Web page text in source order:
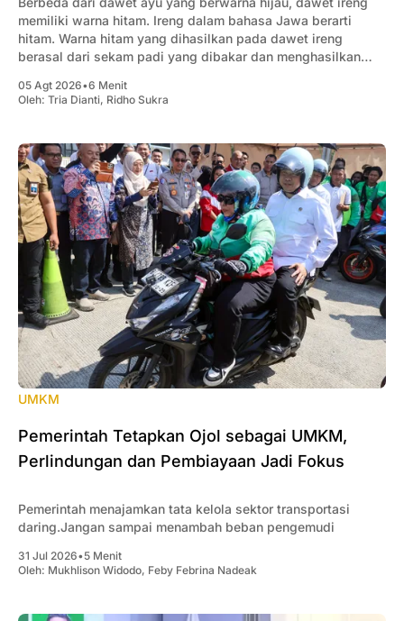
memiliki warna hitam. Ireng dalam bahasa Jawa berarti
hitam. Warna hitam yang dihasilkan pada dawet ireng
berasal dari sekam padi yang dibakar dan menghasilkan
05 Agt 2026•6 Menit
Oleh: Tria Dianti, Ridho Sukra
UMKM
Pemerintah Tetapkan Ojol sebagai UMKM,
Perlindungan dan Pembiayaan Jadi Fokus
Pemerintah menajamkan tata kelola sektor transportasi
daring.Jangan sampai menambah beban pengemudi
31 Jul 2026•5 Menit
Oleh: Mukhlison Widodo, Feby Febrina Nadeak